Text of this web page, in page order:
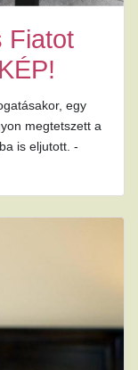
Fiatot
egy
megtetszett a
is eljutott. -